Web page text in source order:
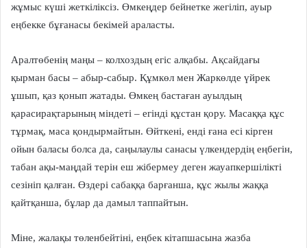
жұмыс күші жеткіліксіз. Өмкеңдер бейнетке жегіліп, ауыр
еңбекке бұғанасы бекімей араласты.
Аралтөбенің маңы – колхоздың егіс алқабы. Ақсайдағы
қырман басы – абыр-сабыр. Құмкөл мен Жаркөлде үйрек
ұшып, қаз қонып жатады. Өмкең бастаған ауылдың
қарасирақтарының міндеті – егінді құстан қору. Масаққа құс
тұрмақ, маса қондырмайтын. Өйткені, енді ғана есі кірген
ойын баласы болса да, саңылаулы санасы үлкендердің еңбегін,
табан ақы-маңдай терін еш жібермеу деген жауапкершілікті
сезініп қалған. Өздері сабаққа барғанша, құс жылы жаққа
қайтқанша, бұлар да дамыл таппайтын.
Міне, жалақы төленбейтіні, еңбек кітапшасына жазба